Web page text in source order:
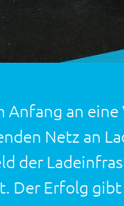
Anfang an
Netz an
der
Der Erfolg